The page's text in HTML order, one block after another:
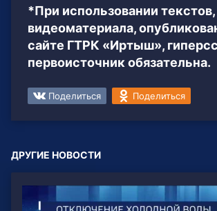
*При использовании
видеоматериала,
сайте ГТРК «Иртыш»,
первоисточник обязательна.
Поделиться Поделиться
ДРУГИЕ НОВОСТИ